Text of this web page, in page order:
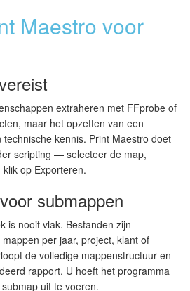
Maestro voor
extraheren met FFprobe of
maar het opzetten van een
kennis. Print Maestro doet
scripting — selecteer de map,
op Exporteren.
submappen
is nooit vlak. Bestanden zijn
per jaar, project, klant of
de volledige mappenstructuur en
rapport. U hoeft het programma
uit te voeren.